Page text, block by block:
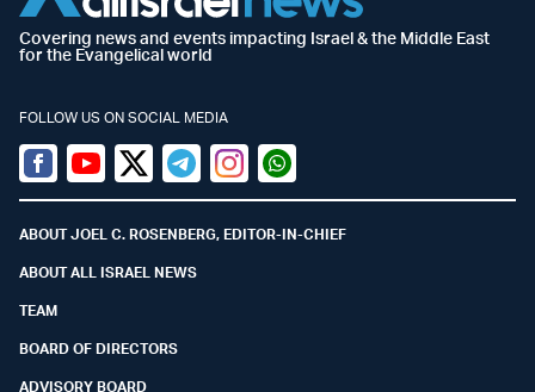
Covering news and events impacting Israel & the Middle East
for the Evangelical world
FOLLOW US ON SOCIAL MEDIA
Facebook
YoutubeTwitter (X)
TelegramInstagramWhatsapp
ABOUT JOEL C. ROSENBERG, EDITOR-IN-CHIEF
ABOUT ALL ISRAEL NEWS
TEAM
BOARD OF DIRECTORS
ADVISORY BOARD